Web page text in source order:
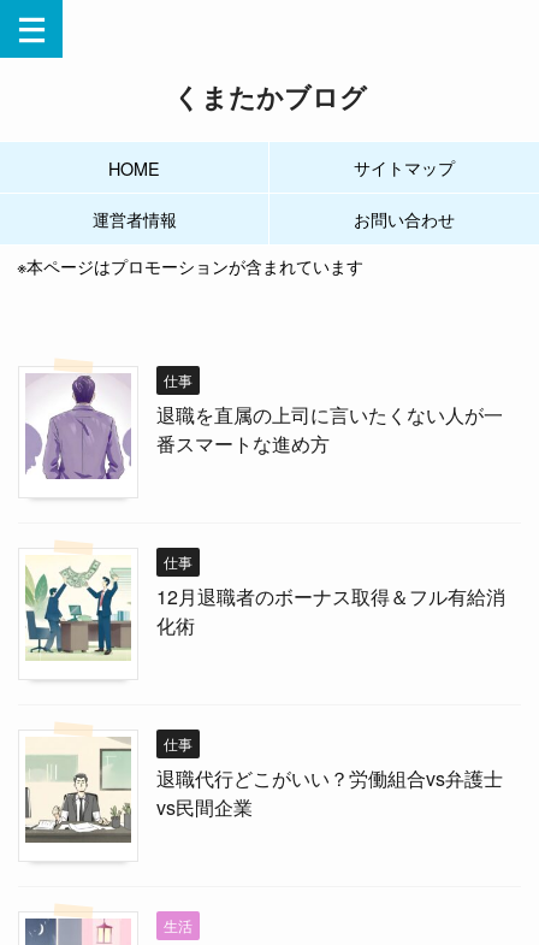
くまたかブログ
HOME サイトマップ
運営者情報
お問い合わせ
※本ページはプロモーションが含まれています
仕事
退職を直属の上司に言いたくない人が一
番スマートな進め方
仕事
12月退職者のボーナス取得＆フル有給消
化術
仕事
退職代行どこがいい？労働組合vs弁護士
vs民間企業
生活